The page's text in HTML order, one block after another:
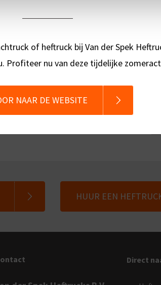
of heftruck bij Van der Spek
Profiteer nu van deze tijdelijke
NAAR DE WEBSITE
een
Voor direct
HUUR EEN
Direct